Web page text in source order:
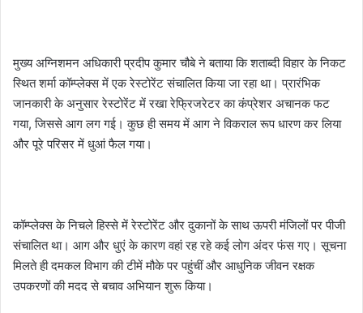
मुख्य अग्निशमन अधिकारी प्रदीप कुमार चौबे ने बताया कि शताब्दी विहार के निकट
स्थित शर्मा कॉम्प्लेक्स में एक रेस्टोरेंट संचालित किया जा रहा था। प्रारंभिक
जानकारी के अनुसार रेस्टोरेंट में रखा रेफ्रिजरेटर का कंप्रेशर अचानक फट
गया, जिससे आग लग गई। कुछ ही समय में आग ने विकराल रूप धारण कर लिया
और पूरे परिसर में धुआं फैल गया।
कॉम्प्लेक्स के निचले हिस्से में रेस्टोरेंट और दुकानों के साथ ऊपरी मंजिलों पर पीजी
संचालित था। आग और धुएं के कारण वहां रह रहे कई लोग अंदर फंस गए। सूचना
मिलते ही दमकल विभाग की टीमें मौके पर पहुंचीं और आधुनिक जीवन रक्षक
उपकरणों की मदद से बचाव अभियान शुरू किया।